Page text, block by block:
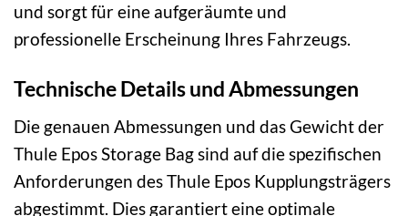
und sorgt für eine aufgeräumte und
professionelle Erscheinung Ihres Fahrzeugs.
Technische Details und Abmessungen
Die genauen Abmessungen und das Gewicht der
Thule Epos Storage Bag sind auf die spezifischen
Anforderungen des Thule Epos Kupplungsträgers
abgestimmt. Dies garantiert eine optimale